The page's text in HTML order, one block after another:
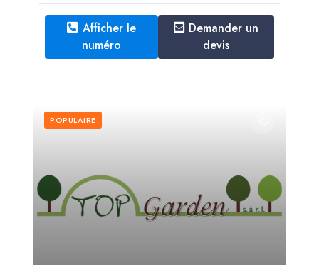
Afficher le
numéro
Demander un
devis
POPULAIRE